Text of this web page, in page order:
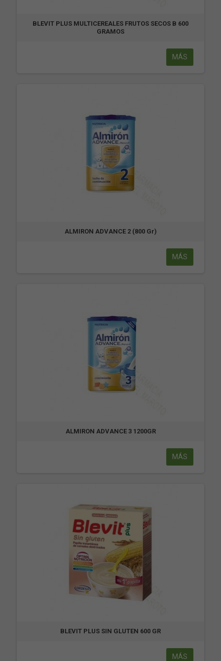
BLEVIT PLUS MULTICEREALES FRUTOS SECOS B 600
GRAMOS
MÁS
ALMIRON ADVANCE 2 (800 Gr)
MÁS
ALMIRON ADVANCE 3 1200GR
MÁS
BLEVIT PLUS SIN GLUTEN 600 GR
MÁS